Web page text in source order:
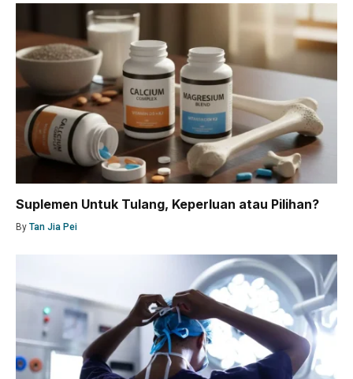
Suplemen Untuk Tulang, Keperluan atau Pilihan?
By Tan Jia Pei